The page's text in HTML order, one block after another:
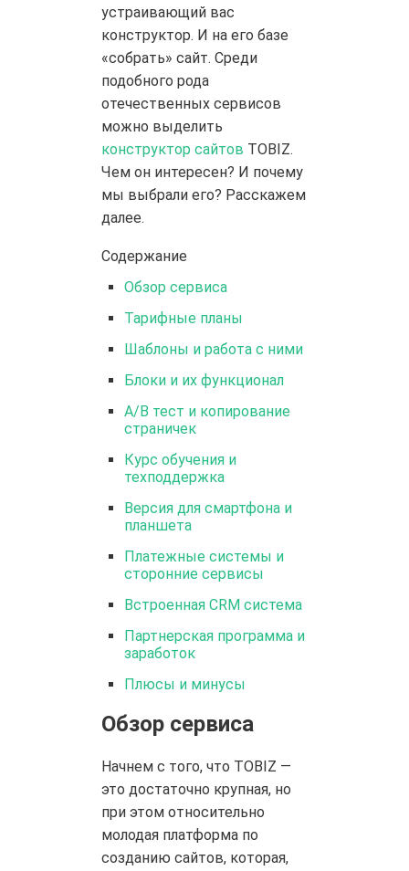
устраивающий вас
конструктор. И на его базе
«собрать» сайт. Среди
подобного рода
отечественных сервисов
можно выделить
конструктор сайтов TOBIZ.
Чем он интересен? И почему
мы выбрали его? Расскажем
далее.
Содержание
Обзор сервиса
Тарифные планы
Шаблоны и работа с ними
Блоки и их функционал
А/В тест и копирование
страничек
Курс обучения и
техподдержка
Версия для смартфона и
планшета
Платежные системы и
сторонние сервисы
Встроенная CRM система
Партнерская программа и
заработок
Плюсы и минусы
Обзор сервиса
Начнем с того, что TOBIZ —
это достаточно крупная, но
при этом относительно
молодая платформа по
созданию сайтов, которая,